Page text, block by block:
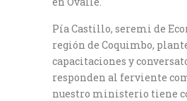
Pía Castillo, seremi de
región de Coquimbo,
capacitaciones y
responden al ferviente
nuestro ministerio tiene